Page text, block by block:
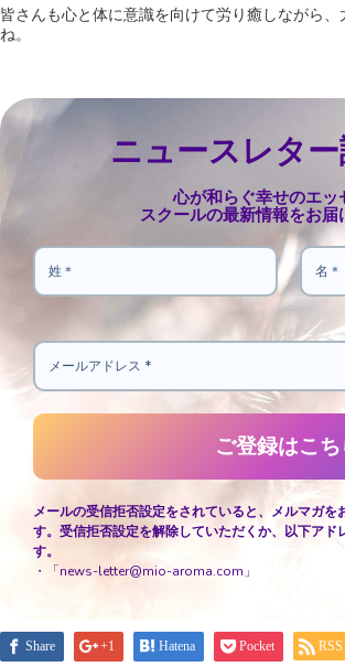
皆さんも心と体に意識を向けて労り癒しながら
ね。
ニュースレタ
心が和らぐ幸せのエッ
スクールの最新情報をお届
メールの受信拒否設定をされていると、メルマガを
す。受信拒否設定を解除していただくか、以下アド
す。
・「news-letter@mio-aroma.com」
Share +1 Hatena Pocket RSS